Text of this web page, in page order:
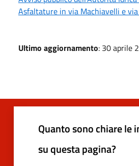
Asfaltature in via Machiavelli e
Ultimo aggiornamento: 30 aprile
Quanto sono chiare le
su questa pagina?